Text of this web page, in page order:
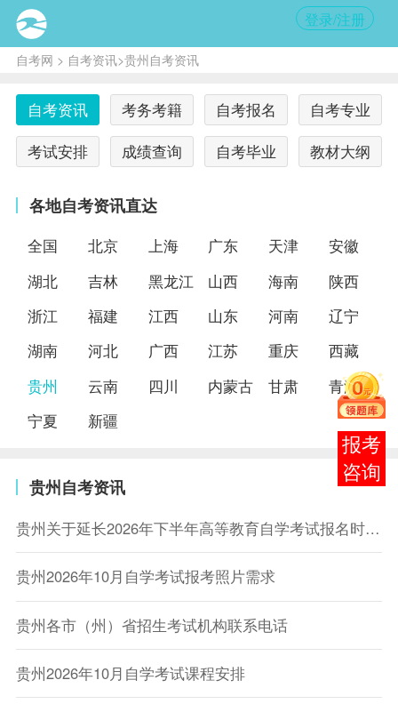
登录/注册
自考网 > 自考资讯>贵州自考资讯
自考资讯 考务考籍 自考报名
自考专业
考试安排
成绩查询 自考毕业 教材大纲
各地自考资讯直达
全国 北京 上海 广东 天津
安徽
湖北
吉林 黑龙江 山西 海南
陕西
浙江
福建 江西 山东 河南
辽宁
湖南
河北 广西 江苏 重庆
西藏
贵州
云南 四川 内蒙古 甘肃
青海
宁夏
新疆
贵州自考资讯
贵州关于延长2026年下半年高等教育自学考试报名时间的通告
贵州2026年10月自学考试报考照片需求
贵州各市（州）省招生考试机构联系电话
贵州2026年10月自学考试课程安排
报考
咨询